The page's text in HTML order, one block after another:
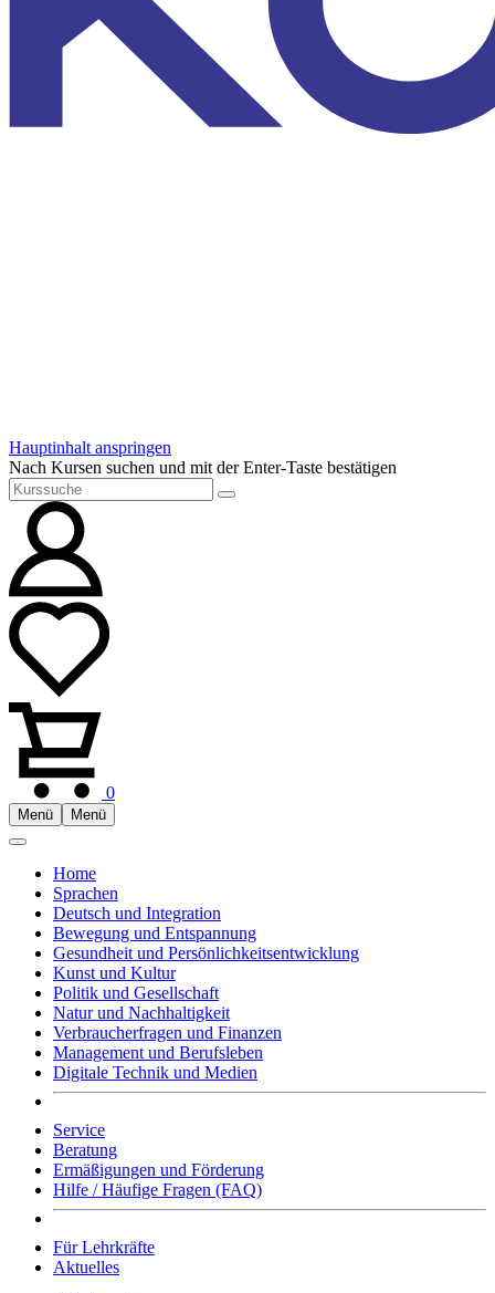
Hauptinhalt anspringen
Nach Kursen suchen und mit der Enter-Taste bestätigen
0
Menü Menü
Home
Sprachen
Deutsch und Integration
Bewegung und Entspannung
Gesundheit und Persönlichkeitsentwicklung
Kunst und Kultur
Politik und Gesellschaft
Natur und Nachhaltigkeit
Verbraucherfragen und Finanzen
Management und Berufsleben
Digitale Technik und Medien
Service
Beratung
Ermäßigungen und Förderung
Hilfe / Häufige Fragen (FAQ)
Für Lehrkräfte
Aktuelles